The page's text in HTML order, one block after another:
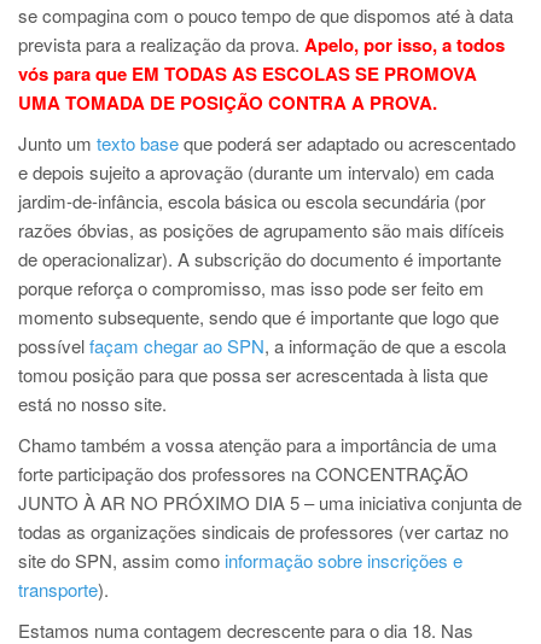
se compagina com o pouco tempo de que dispomos até à data
prevista para a realização da prova. Apelo, por isso, a todos
vós para que EM TODAS AS ESCOLAS SE PROMOVA
UMA TOMADA DE POSIÇÃO CONTRA A PROVA.
Junto um texto baseque poderá ser adaptado ou acrescentado
e depois sujeito a aprovação (durante um intervalo) em cada
jardim-de-infância, escola básica ou escola secundária (por
razões óbvias, as posições de agrupamento são mais difíceis
de operacionalizar). A subscrição do documento é importante
porque reforça o compromisso, mas isso pode ser feito em
momento subsequente, sendo que é importante que logo que
possívelfaçam chegar ao SPN, a informação de que a escola
tomou posição para que possa ser acrescentada à lista que
está no nosso site.
Chamo também a vossa atenção para a importância de uma
forte participação dos professores na CONCENTRAÇÃO
JUNTO À AR NO PRÓXIMO DIA 5 – uma iniciativa conjunta de
todas as organizações sindicais de professores (ver cartaz no
site do SPN, assim como informação sobre inscrições e
transporte).
Estamos numa contagem decrescente para o dia 18. Nas